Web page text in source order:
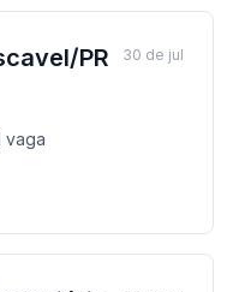
PR
vaga
30 de jul